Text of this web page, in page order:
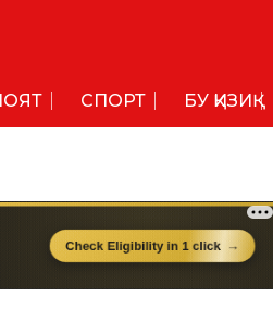
СПОРТ БУ ҚИЗИҚ